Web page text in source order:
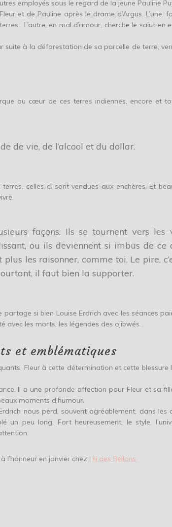
employés sous le regard de la jeune Pauline
et de Pauline après le drame d’Argus. L’une,
. L’autre, en mal d’amour, cherche le salut en
suite à la déforestation de sa parcelle de terre,
au cœur de ces terres indiennes, encore et
de vie, de l’alcool et du dollar.
celles-ci sont vendues aux enchères. Et
façons. Ils se tournent vers les
ou ils deviennent si imbus de ce
les raisonner, comme toi. Le pire,
il faut bien la supporter.
si bien Louise Erdrich avec les séances
avec les morts, les légendes des ojibwés.
et emblématiques
Fleur à cette détermination et cette blessure
Il a une profonde affection pour Fleur et sa
moments d’humour.
nous perd, souvent agréablement, dans les
un peu long. Fort heureusement, le style,
l’honneur en janvier chez Lili des Bellons